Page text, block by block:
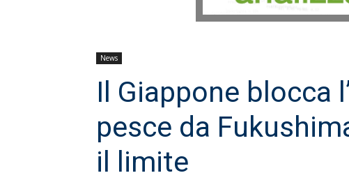
News
Il Giappone blocca
pesce da
il limite